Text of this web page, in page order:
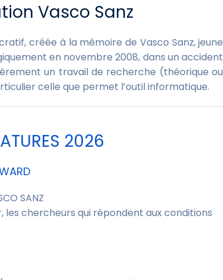
Vasco Sanz
créée à la mémoire de Vasco Sanz, jeune
en novembre 2008, dans un accident
un travail de recherche (théorique ou
celle que permet l’outil informatique.
2026
SANZ
chercheurs qui répondent aux conditions